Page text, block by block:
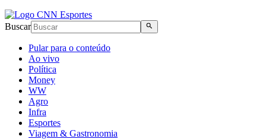
Buscar
Pular para o conteúdo
Ao vivo
Política
Money
WW
Agro
Infra
Esportes
Viagem & Gastronomia